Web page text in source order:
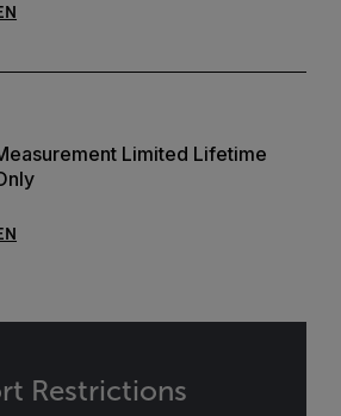
Limited Lifetime
Restrictions